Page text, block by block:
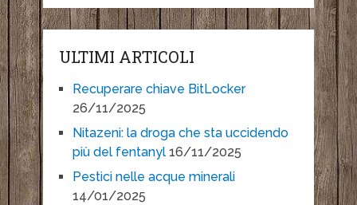
ULTIMI ARTICOLI
Recuperare chiave BitLocker
26/11/2025
Nitazeni: la droga che sta uccidendo
più del fentanyl 16/11/2025
Pestici nelle acque minerali
14/01/2025